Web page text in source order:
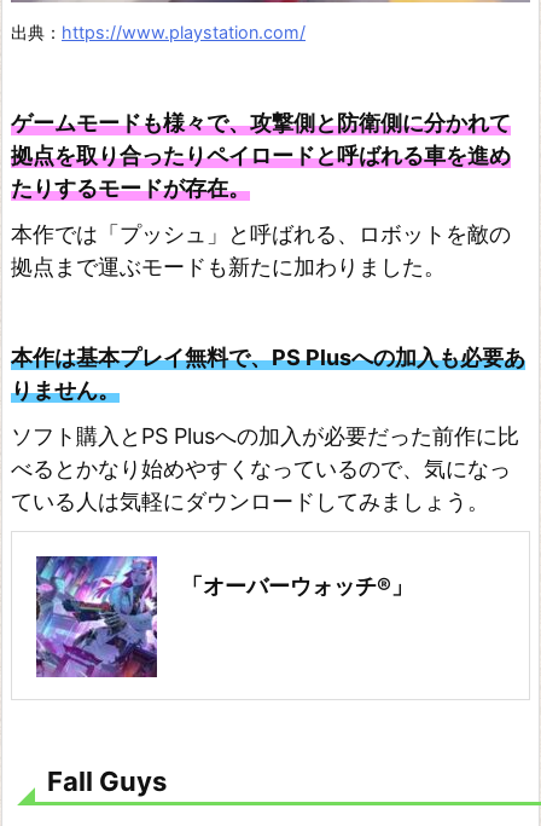
ー
ル
オ
ブ
デ
ー
テ
ィ
ー
ブ
ラ
ッ
ク
オ
プ
ー
出典： https://www.playstation.com/
ゲームモードも様々で、攻撃側と防衛側に分かれて
拠点を取り合ったりペイロードと呼ばれる車を進め
たりするモードが存在。
本作では「プッシュ」と呼ばれる、ロボットを敵の
拠点まで運ぶモードも新たに加わりました。
本作は基本プレイ無料で、PS Plusへの加入も必要あ
りません。
ソフト購入とPS Plusへの加入が必要だった前作に比
べるとかなり始めやすくなっているので、気になっ
ている人は気軽にダウンロードしてみましょう。
「オーバーウォッチ®」
Fall Guys